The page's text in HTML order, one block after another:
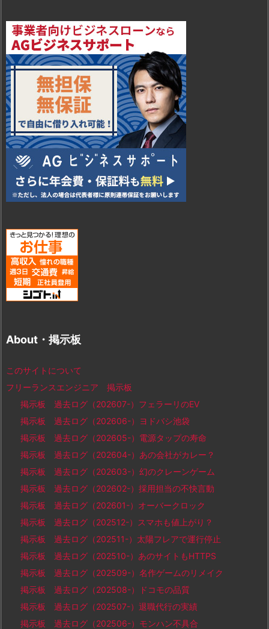
About・掲示板
このサイトについて
フリーランスエンジニア 掲示板
掲示板 過去ログ（202607-）フェラーリのEV
掲示板 過去ログ（202606-）ヨドバシ池袋
掲示板 過去ログ（202605-）電源タップの寿命
掲示板 過去ログ（202604-）あの会社がカレー？
掲示板 過去ログ（202603-）幻のクレーンゲーム
掲示板 過去ログ（202602-）採用担当の不快言動
掲示板 過去ログ（202601-）オーバークロック
掲示板 過去ログ（202512-）スマホも値上がり？
掲示板 過去ログ（202511-）太陽フレアで運行停止
掲示板 過去ログ（202510-）あのサイトもHTTPS
掲示板 過去ログ（202509-）名作ゲームのリメイク
掲示板 過去ログ（202508-）ドコモの品質
掲示板 過去ログ（202507-）退職代行の実績
掲示板 過去ログ（202506-）モンハン不具合